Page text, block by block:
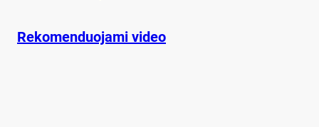
Rekomenduojami video